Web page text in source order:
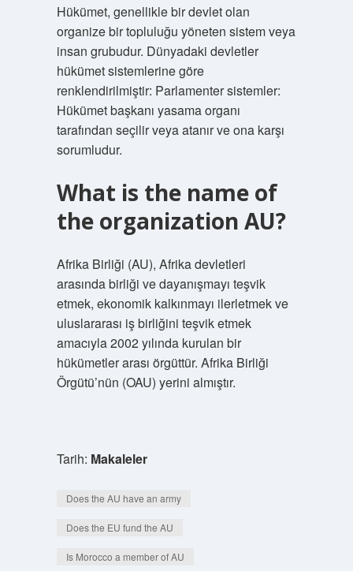
Hükümet, genellikle bir devlet olan
organize bir topluluğu yöneten sistem veya
insan grubudur. Dünyadaki devletler
hükümet sistemlerine göre
renklendirilmiştir: Parlamenter sistemler:
Hükümet başkanı yasama organı
tarafından seçilir veya atanır ve ona karşı
sorumludur.
What is the name of
the organization AU?
Afrika Birliği (AU), Afrika devletleri
arasında birliği ve dayanışmayı teşvik
etmek, ekonomik kalkınmayı ilerletmek ve
uluslararası iş birliğini teşvik etmek
amacıyla 2002 yılında kurulan bir
hükümetler arası örgüttür. Afrika Birliği
Örgütü’nün (OAU) yerini almıştır.
Tarih: Makaleler
Does the AU have an army
Does the EU fund the AU
Is Morocco a member of AU